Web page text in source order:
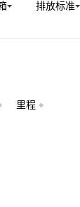
排放标准
里程